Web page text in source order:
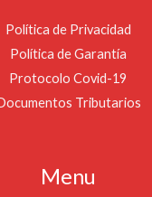
Política de Privacidad
Política de Garantía
Protocolo Covid-19
Tributarios
Menu